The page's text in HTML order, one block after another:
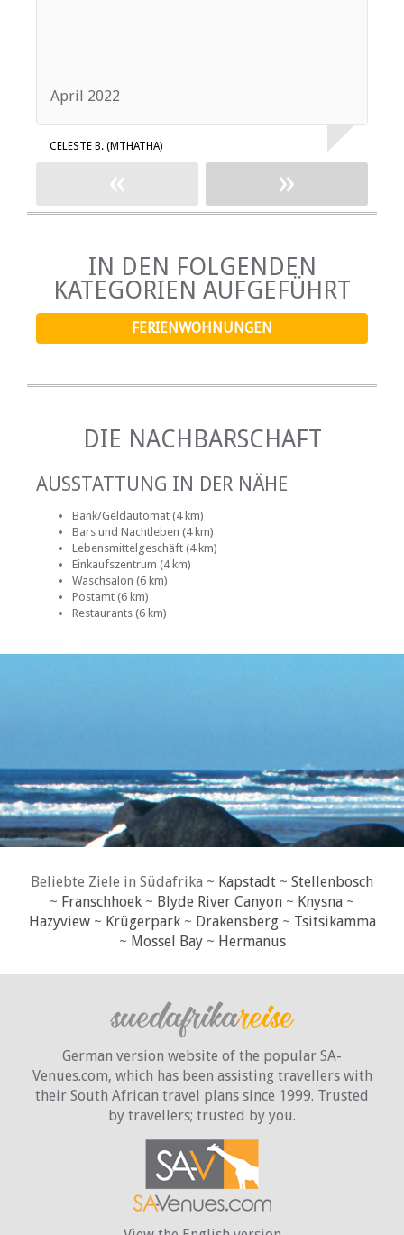
April 2022
CELESTE B. (MTHATHA)
« »
IN DEN FOLGENDEN
KATEGORIEN AUFGEFÜHRT
FERIENWOHNUNGEN
DIE NACHBARSCHAFT
AUSSTATTUNG IN DER NÄHE
Bank/Geldautomat (4 km)
Bars und Nachtleben (4 km)
Lebensmittelgeschäft (4 km)
Einkaufszentrum (4 km)
Waschsalon (6 km)
Postamt (6 km)
Restaurants (6 km)
Beliebte Ziele in Südafrika ~ Kapstadt ~ Stellenbosch
~ Franschhoek ~ Blyde River Canyon ~ Knysna ~
Hazyview~ Krügerpark~ Drakensberg~ Tsitsikamma
~ Mossel Bay~ Hermanus
German version website of the popular SA-
Venues.com, which has been assisting travellers with
their South African travel plans since 1999. Trusted
by travellers; trusted by you.